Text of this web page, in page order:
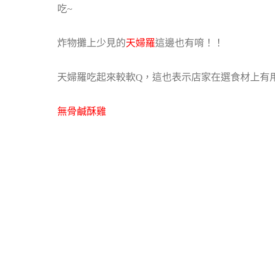
吃~
炸物攤上少見的天婦羅這邊也有唷！！
天婦羅吃起來較軟Q，這也表示店家在選食材上有
無骨鹹酥雞